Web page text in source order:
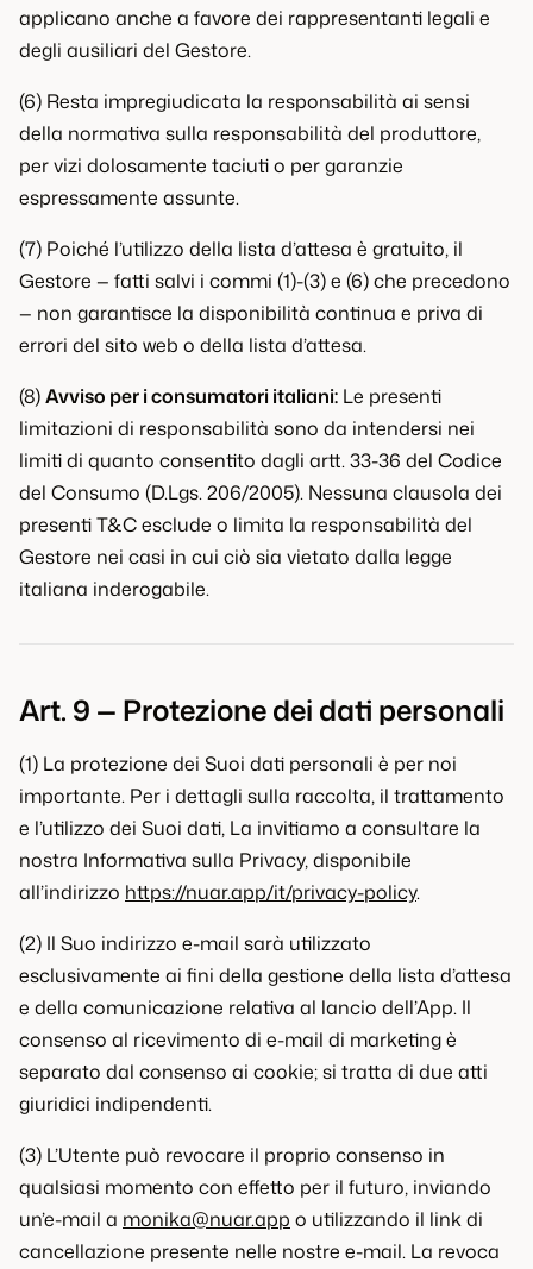
applicano anche a favore dei rappresentanti legali e
degli ausiliari del Gestore.
(6) Resta impregiudicata la responsabilità ai sensi
della normativa sulla responsabilità del produttore,
per vizi dolosamente taciuti o per garanzie
espressamente assunte.
(7) Poiché l’utilizzo della lista d’attesa è gratuito, il
Gestore — fatti salvi i commi (1)-(3) e (6) che precedono
— non garantisce la disponibilità continua e priva di
errori del sito web o della lista d’attesa.
(8)Avviso per i consumatori italiani: Le presenti
limitazioni di responsabilità sono da intendersi nei
limiti di quanto consentito dagli artt. 33-36 del Codice
del Consumo (D.Lgs. 206/2005). Nessuna clausola dei
presenti T&C esclude o limita la responsabilità del
Gestore nei casi in cui ciò sia vietato dalla legge
italiana inderogabile.
Art. 9 — Protezione dei dati personali
(1) La protezione dei Suoi dati personali è per noi
importante. Per i dettagli sulla raccolta, il trattamento
e l’utilizzo dei Suoi dati, La invitiamo a consultare la
nostra Informativa sulla Privacy, disponibile
all’indirizzo https://nuar.app/it/privacy-policy.
(2) Il Suo indirizzo e-mail sarà utilizzato
esclusivamente ai fini della gestione della lista d’attesa
e della comunicazione relativa al lancio dell’App. Il
consenso al ricevimento di e-mail di marketing è
separato dal consenso ai cookie; si tratta di due atti
giuridici indipendenti.
(3) L’Utente può revocare il proprio consenso in
qualsiasi momento con effetto per il futuro, inviando
un’e-mail a monika@nuar.app o utilizzando il link di
cancellazione presente nelle nostre e-mail. La revoca